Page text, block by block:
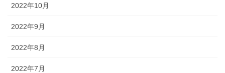
2022年10月
2022年9月
2022年8月
2022年7月